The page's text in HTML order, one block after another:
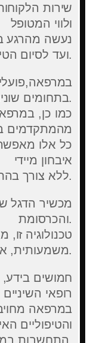
שירות
ולווי המטופל
נעשה מהרגע
ועד לסיום הטיפול.
בתחומים שונים ברפואת שיניים.
כמו כן,
מהמתקדמים
איבחון מיידי
ללא צורך בהתרוצצות בין מכוני צילום.
מכשיר הדגל
והכרסומת.
טכנולוגיה
משמעותית, את תהליך השיקום.
חמושים בידע,
רופאי השיניים
במרפאה
והטיפוליים